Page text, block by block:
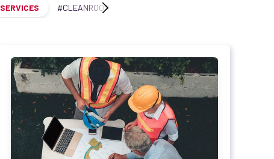
SERVICES #CLEANROOM